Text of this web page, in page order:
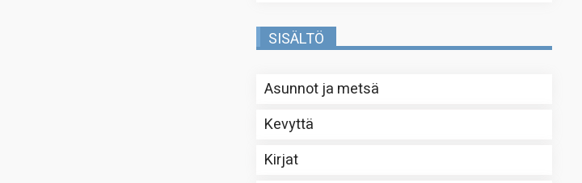
SISÄLTÖ
Asunnot ja metsä
Kevyttä
Kirjat